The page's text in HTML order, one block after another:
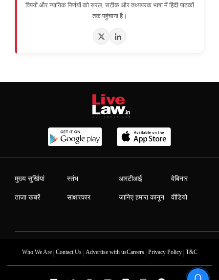
विषयों और न्यायिक निर्णयों को सरल, सटीक और तथ्यपरक भाषा में हिंदी पाठकों
तक पहुंचाना है।
मुख्य सुर्खियां
ताजा खबरें
स्तंभ
साक्षात्कार
आरटीआई
जानिए हमारा कानून
वेबिनार
वीडियो
Who We Are| Contact Us| Advertise with usCareers| Privacy Policy| T&C